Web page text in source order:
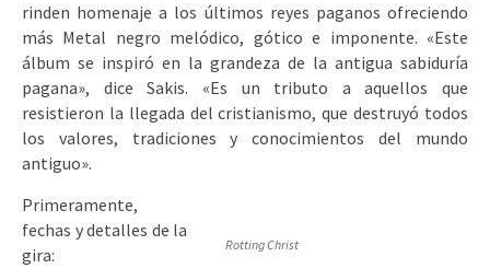
rinden homenaje a los últimos reyes paganos ofreciendo
más Metal negro melódico, gótico e imponente. «Este
álbum se inspiró en la grandeza de la antigua sabiduría
pagana», dice Sakis. «Es un tributo a aquellos que
resistieron la llegada del cristianismo, que destruyó todos
los valores, tradiciones y conocimientos del mundo
antiguo».
Rotting Christ
Primeramente,
fechas y detalles de la
gira: